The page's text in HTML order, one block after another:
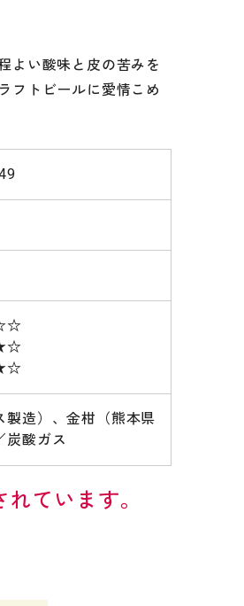
よい酸味と皮の苦みを
フトビールに愛情こめ
製造）、金柑（熊本県
炭酸ガス
ています。